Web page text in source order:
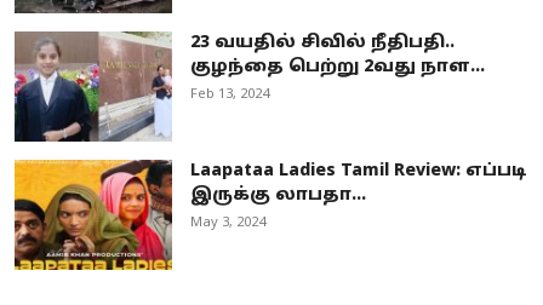
23 வயதில் சிவில் நீதிபதி..
குழந்தை பெற்று 2வது நாள...
Feb 13, 2024
Laapataa Ladies Tamil Review: எப்படி
இருக்கு லாபதா...
May 3, 2024